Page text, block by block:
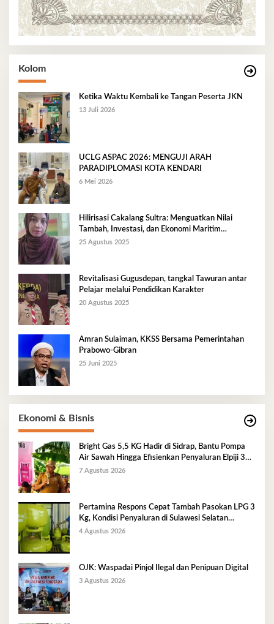
Kolom
Ketika Waktu Kembali ke Tangan Peserta JKN
13 Juli 2026
UCLG ASPAC 2026: MENGUJI ARAH
PARADIPLOMASI KOTA KENDARI
6 Mei 2026
Hilirisasi Cakalang Sultra: Menguatkan Nilai
Tambah, Investasi, dan Ekonomi Maritim
Berkelanjutan
25 Agustus 2025
Revitalisasi Gugusdepan, tangkal Tawuran antar
Pelajar melalui Pendidikan Karakter
20 Agustus 2025
Amran Sulaiman, KKSS Bersama Pemerintahan
Prabowo-Gibran
25 Juni 2025
Ekonomi & Bisnis
Bright Gas 5,5 KG Hadir di Sidrap, Bantu Pompa
Air Sawah Hingga Efisienkan Penyaluran Elpiji 3
Kg
7 Agustus 2026
Pertamina Respons Cepat Tambah Pasokan LPG 3
Kg, Kondisi Penyaluran di Sulawesi Selatan
Berlangsung Kondusif
4 Agustus 2026
OJK: Waspadai Pinjol Ilegal dan Penipuan Digital
3 Agustus 2026